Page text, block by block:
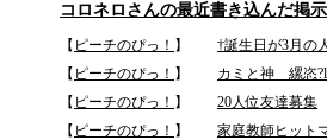
コロネロさんの最近書き込んだ掲
【 ピーチのぴっ！ 】 †誕生日が3月の
【 ピーチのぴっ！ 】 カミと神 縲恣?l
【 ピーチのぴっ！ 】 20人位友達募集
【 ピーチのぴっ！ 】 家庭教師ヒット